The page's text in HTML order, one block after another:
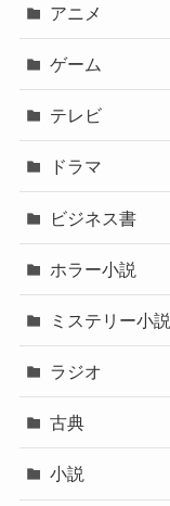
アニメ
ゲーム
テレビ
ドラマ
ビジネス書
ホラー小説
ミステリー小説
ラジオ
古典
小説